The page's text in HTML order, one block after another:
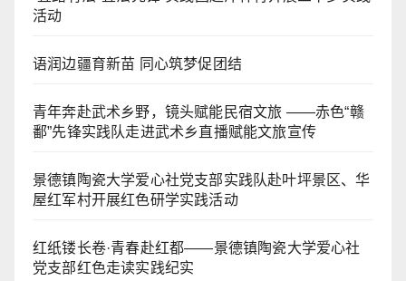
活动
语润边疆育新苗 同心筑梦促团结
青年奔赴武术乡野，镜头赋能民宿文旅 ——赤色“赣
鄱”先锋实践队走进武术乡直播赋能文旅宣传
景德镇陶瓷大学爱心社党支部实践队赴叶坪景区、华
屋红军村开展红色研学实践活动
红纸镂长卷·青春赴红都——景德镇陶瓷大学爱心社
党支部红色走读实践纪实